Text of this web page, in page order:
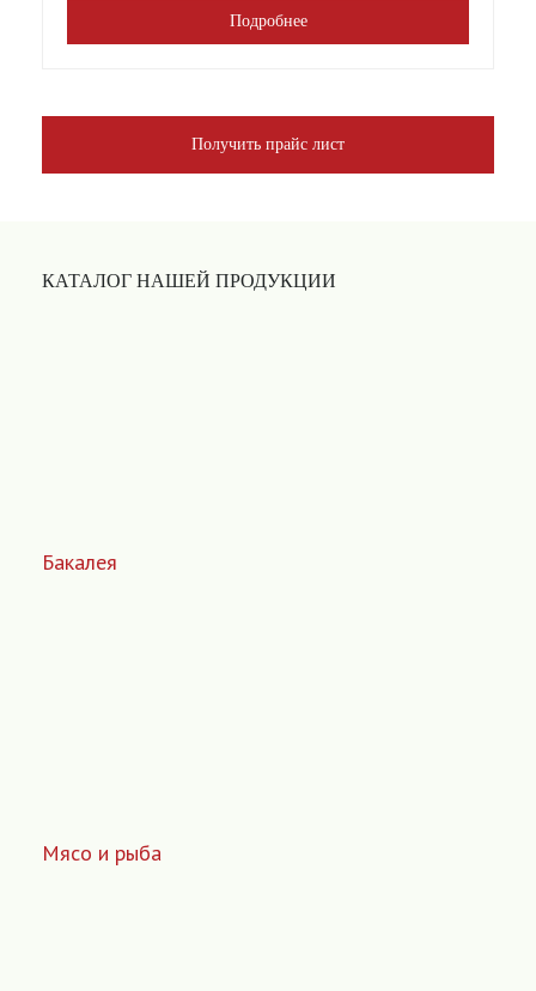
Подробнее
Получить прайс лист
КАТАЛОГ НАШЕЙ ПРОДУКЦИИ
Бакалея
Мясо и рыба